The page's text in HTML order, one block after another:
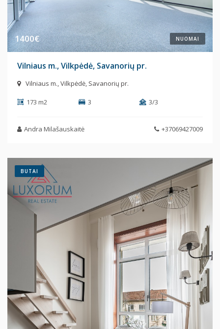
NUOMAI
1400€
Vilniaus m., Vilkpėdė, Savanorių pr.
Vilniaus m., Vilkpėdė, Savanorių pr.
173 m2 3 3/3
Andra Milašauskaitė +37069427009
BUTAI